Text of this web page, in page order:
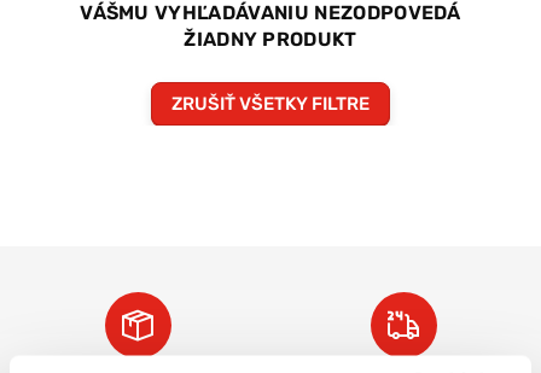
VÁŠMU VYHĽADÁVANIU NEZODPOVEDÁ
ŽIADNY PRODUKT
ZRUŠIŤ VŠETKY FILTRE